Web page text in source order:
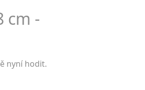
cm -
nyní hodit.